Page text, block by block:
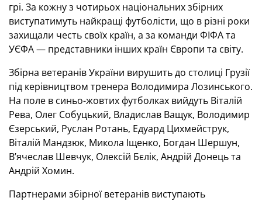
грі. За кожну з чотирьох національних збірних
виступатимуть найкращі футболісти, що в різні роки
захищали честь своїх країн, а за команди ФІФА та
УЄФА — представники інших країн Європи та світу.
Збірна ветеранів України вирушить до столиці Грузії
під керівництвом тренера Володимира Лозинського.
На поле в синьо-жовтих футболках вийдуть Віталій
Рева, Олег Собуцький, Владислав Ващук, Володимир
Єзерський, Руслан Ротань, Едуард Цихмейструк,
Віталій Мандзюк, Микола Іщенко, Богдан Шершун,
В’ячеслав Шевчук, Олексій Бєлік, Андрій Донець та
Андрій Хомин.
Партнерами збірної ветеранів виступають